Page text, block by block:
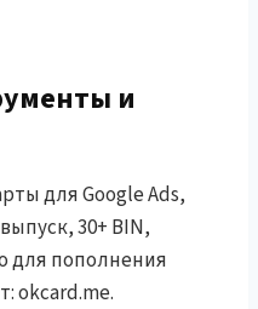
и
для Google Ads,
30+ BIN,
для пополнения
okcard.me.